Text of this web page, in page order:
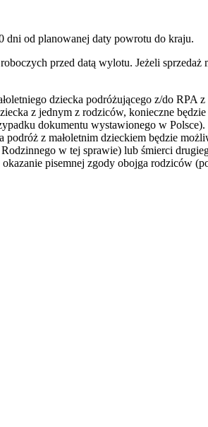
dni od planowanej daty powrotu do kraju.
przed datą wylotu. Jeżeli sprzedaż
dziecka podróżującego z/do RPA
z jednym z rodziców, konieczne
dokumentu wystawionego w Polsce).
z małoletnim dzieckiem będzie
w tej sprawie) lub śmierci
pisemnej zgody obojga rodziców